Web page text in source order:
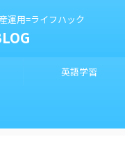
用=ライフハック
英語学習